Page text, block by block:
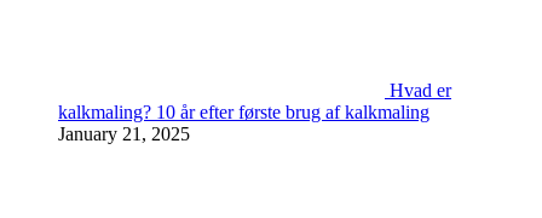
Hvad er
kalkmaling? 10 år efter første brug af kalkmaling
January 21, 2025